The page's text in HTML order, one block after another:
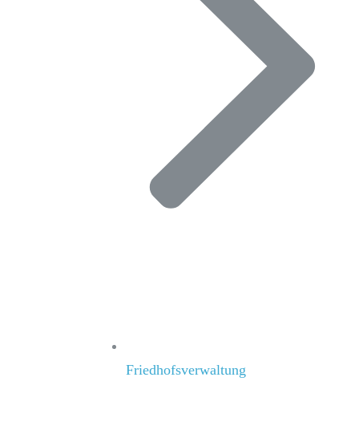
Friedhofsverwaltung